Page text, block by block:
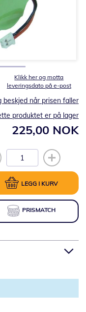
Klikk her og motta
leveringsdato på e-post
225,00 NOK
beskjed når prisen faller
produktet er på lager
LEGG I KURV
PRISMATCH